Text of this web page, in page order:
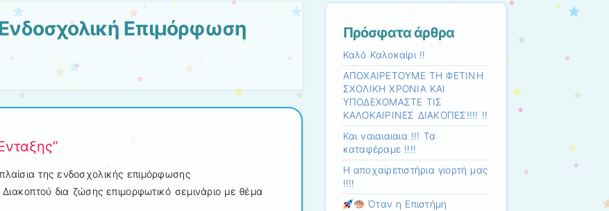
Επιμόρφωση
της ενδοσχολικής επιμόρφωσης
δια ζώσης επιμορφωτικό σεμινάριο με θέμα
Πρόσφατα άρθρα
Καλό Καλοκαίρι !!
ΑΠΟΧΑΙΡΕΤΟΥΜΕ ΤΗ ΦΕΤΙΝΗ
ΣΧΟΛΙΚΗ ΧΡΟΝΙΑ ΚΑΙ
ΥΠΟΔΕΧΟΜΑΣΤΕ ΤΙΣ
ΚΑΛΟΚΑΙΡΙΝΕΣ ΔΙΑΚΟΠΕΣ!!!! !!
Και ναιαιαιαια !!! Τα
καταφέραμε !!!!
Η αποχαιρετιστήρια γιορτή μας
!!!!
Όταν η Επιστήμη